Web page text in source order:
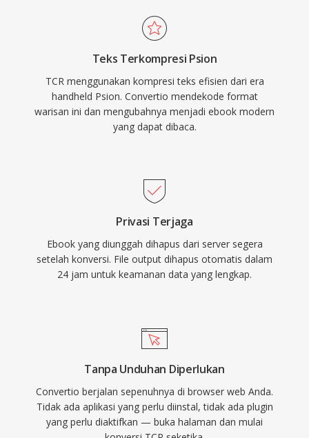
Teks Terkompresi Psion
TCR menggunakan kompresi teks efisien dari era
handheld Psion. Convertio mendekode format
warisan ini dan mengubahnya menjadi ebook modern
yang dapat dibaca.
Privasi Terjaga
Ebook yang diunggah dihapus dari server segera
setelah konversi. File output dihapus otomatis dalam
24 jam untuk keamanan data yang lengkap.
Tanpa Unduhan Diperlukan
Convertio berjalan sepenuhnya di browser web Anda.
Tidak ada aplikasi yang perlu diinstal, tidak ada plugin
yang perlu diaktifkan — buka halaman dan mulai